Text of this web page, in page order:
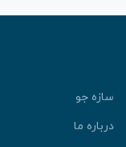
سازه جو
درباره ما